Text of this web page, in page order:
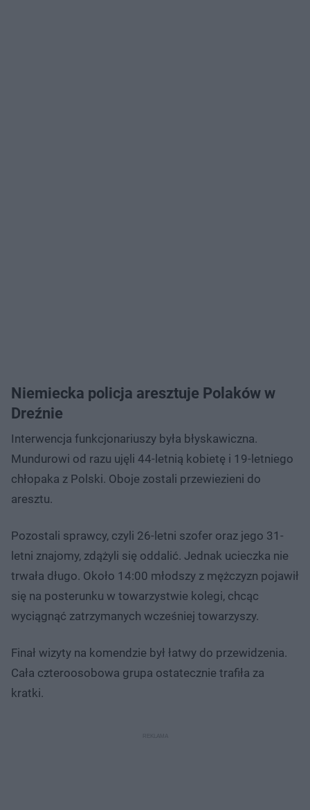
Niemiecka policja aresztuje Polaków w
Dreźnie
Interwencja funkcjonariuszy była błyskawiczna.
Mundurowi od razu ujęli 44-letnią kobietę i 19-letniego
chłopaka z Polski. Oboje zostali przewiezieni do
aresztu.
Pozostali sprawcy, czyli 26-letni szofer oraz jego 31-
letni znajomy, zdążyli się oddalić. Jednak ucieczka nie
trwała długo. Około 14:00 młodszy z mężczyzn pojawił
się na posterunku w towarzystwie kolegi, chcąc
wyciągnąć zatrzymanych wcześniej towarzyszy.
Finał wizyty na komendzie był łatwy do przewidzenia.
Cała czteroosobowa grupa ostatecznie trafiła za
kratki.